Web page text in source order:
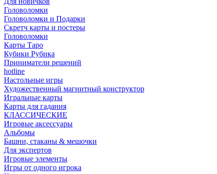
Головоломки
Головоломки и Подарки
Cкретч карты и постеры
Головоломки
Карты Таро
Кубики Рубика
Приниматели решений
hotline
Настольные игры
Художественный магнитный конструктор
Игральные карты
Карты для гадания
КЛАССИЧЕСКИЕ
Игровые аксессуары
Альбомы
Башни, стаканы & мешочки
Для экспертов
Игровые элементы
Игры от одного игрока